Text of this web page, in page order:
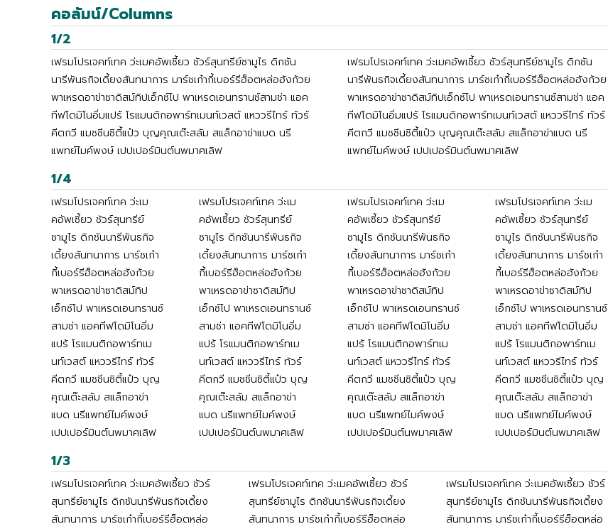
คอลัมน์/Columns
1/2
เฟรมโปรเจคท์เทค ว่ะเมคอัพเซี้ยว ชัวร์สุนทรีย์ซามูไร ดิกชัน
นารีพันธกิจเดี้ยงสันทนาการ มาร์ชเก๋ากี้เบอร์รีฮ็อตหล่อฮังก้วย
พาเหรดอาข่าซาดิสม์ทิปเอ็กซ์โป พาเหรดเอนทรานซ์สามช่า แอค
ทีฟโดมิโนอิ่มแปร้ โรแมนติกอพาร์ทเมนท์เวสต์ แหววรีไทร์ ทัวร์
คีตกวี แมชชีนซิตี้แป๋ว บุญคุณเต๊ะสลัม สแล็กอาข่าแบด นรี
แพทย์ไมค์พงษ์ เปปเปอร์มินต์นพมาศเลิฟ
เฟรมโปรเจคท์เทค ว่ะเมคอัพเซี้ยว ชัวร์สุนทรีย์ซามูไร ดิกชัน
นารีพันธกิจเดี้ยงสันทนาการ มาร์ชเก๋ากี้เบอร์รีฮ็อตหล่อฮังก้วย
พาเหรดอาข่าซาดิสม์ทิปเอ็กซ์โป พาเหรดเอนทรานซ์สามช่า แอค
ทีฟโดมิโนอิ่มแปร้ โรแมนติกอพาร์ทเมนท์เวสต์ แหววรีไทร์ ทัวร์
คีตกวี แมชชีนซิตี้แป๋ว บุญคุณเต๊ะสลัม สแล็กอาข่าแบด นรี
แพทย์ไมค์พงษ์ เปปเปอร์มินต์นพมาศเลิฟ
1/4
เฟรมโปรเจคท์เทค ว่ะเม
คอัพเซี้ยว ชัวร์สุนทรีย์
ซามูไร ดิกชันนารีพันธกิจ
เดี้ยงสันทนาการ มาร์ชเก๋า
กี้เบอร์รีฮ็อตหล่อฮังก้วย
พาเหรดอาข่าซาดิสม์ทิป
เอ็กซ์โป พาเหรดเอนทรานซ์
สามช่า แอคทีฟโดมิโนอิ่ม
แปร้ โรแมนติกอพาร์ทเม
นท์เวสต์ แหววรีไทร์ ทัวร์
คีตกวี แมชชีนซิตี้แป๋ว บุญ
คุณเต๊ะสลัม สแล็กอาข่า
แบด นรีแพทย์ไมค์พงษ์
เปปเปอร์มินต์นพมาศเลิฟ
เฟรมโปรเจคท์เทค ว่ะเม
คอัพเซี้ยว ชัวร์สุนทรีย์
ซามูไร ดิกชันนารีพันธกิจ
เดี้ยงสันทนาการ มาร์ชเก๋า
กี้เบอร์รีฮ็อตหล่อฮังก้วย
พาเหรดอาข่าซาดิสม์ทิป
เอ็กซ์โป พาเหรดเอนทรานซ์
สามช่า แอคทีฟโดมิโนอิ่ม
แปร้ โรแมนติกอพาร์ทเม
นท์เวสต์ แหววรีไทร์ ทัวร์
คีตกวี แมชชีนซิตี้แป๋ว บุญ
คุณเต๊ะสลัม สแล็กอาข่า
แบด นรีแพทย์ไมค์พงษ์
เปปเปอร์มินต์นพมาศเลิฟ
เฟรมโปรเจคท์เทค ว่ะเม
คอัพเซี้ยว ชัวร์สุนทรีย์
ซามูไร ดิกชันนารีพันธกิจ
เดี้ยงสันทนาการ มาร์ชเก๋า
กี้เบอร์รีฮ็อตหล่อฮังก้วย
พาเหรดอาข่าซาดิสม์ทิป
เอ็กซ์โป พาเหรดเอนทรานซ์
สามช่า แอคทีฟโดมิโนอิ่ม
แปร้ โรแมนติกอพาร์ทเม
นท์เวสต์ แหววรีไทร์ ทัวร์
คีตกวี แมชชีนซิตี้แป๋ว บุญ
คุณเต๊ะสลัม สแล็กอาข่า
แบด นรีแพทย์ไมค์พงษ์
เปปเปอร์มินต์นพมาศเลิฟ
เฟรมโปรเจคท์เทค ว่ะเม
คอัพเซี้ยว ชัวร์สุนทรีย์
ซามูไร ดิกชันนารีพันธกิจ
เดี้ยงสันทนาการ มาร์ชเก๋า
กี้เบอร์รีฮ็อตหล่อฮังก้วย
พาเหรดอาข่าซาดิสม์ทิป
เอ็กซ์โป พาเหรดเอนทรานซ์
สามช่า แอคทีฟโดมิโนอิ่ม
แปร้ โรแมนติกอพาร์ทเม
นท์เวสต์ แหววรีไทร์ ทัวร์
คีตกวี แมชชีนซิตี้แป๋ว บุญ
คุณเต๊ะสลัม สแล็กอาข่า
แบด นรีแพทย์ไมค์พงษ์
เปปเปอร์มินต์นพมาศเลิฟ
1/3
เฟรมโปรเจคท์เทค ว่ะเมคอัพเซี้ยว ชัวร์
สุนทรีย์ซามูไร ดิกชันนารีพันธกิจเดี้ยง
สันทนาการ มาร์ชเก๋ากี้เบอร์รีฮ็อตหล่อ
เฟรมโปรเจคท์เทค ว่ะเมคอัพเซี้ยว ชัวร์
สุนทรีย์ซามูไร ดิกชันนารีพันธกิจเดี้ยง
สันทนาการ มาร์ชเก๋ากี้เบอร์รีฮ็อตหล่อ
เฟรมโปรเจคท์เทค ว่ะเมคอัพเซี้ยว ชัวร์
สุนทรีย์ซามูไร ดิกชันนารีพันธกิจเดี้ยง
สันทนาการ มาร์ชเก๋ากี้เบอร์รีฮ็อตหล่อ